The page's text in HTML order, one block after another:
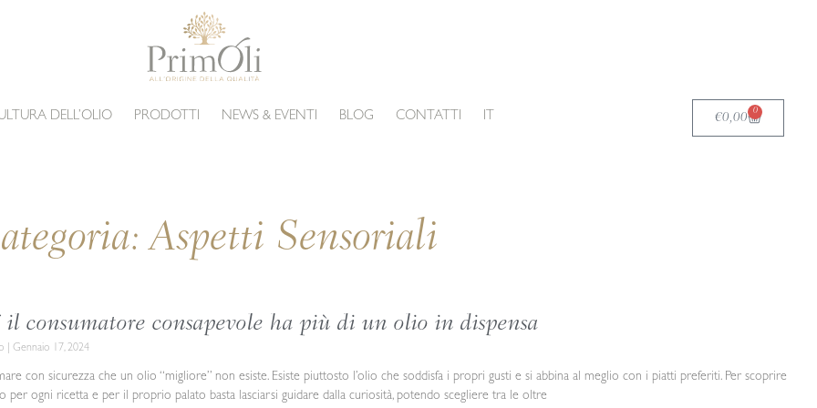
DELL’OLIO PRODOTTI NEWS & EVENTI BLOG CONTATTI IT €0,00 0
Carrello
Aspetti Sensoriali
il consumatore consapevole ha più di un olio in dispensa
Gennaio 17, 2024
con sicurezza che un olio “migliore” non esiste. Esiste piuttosto l’olio che soddisfa i propri gusti e si abbina al meglio con i piatti preferiti. Per scoprire
per ogni ricetta e per il proprio palato basta lasciarsi guidare dalla curiosità, potendo scegliere tra le oltre